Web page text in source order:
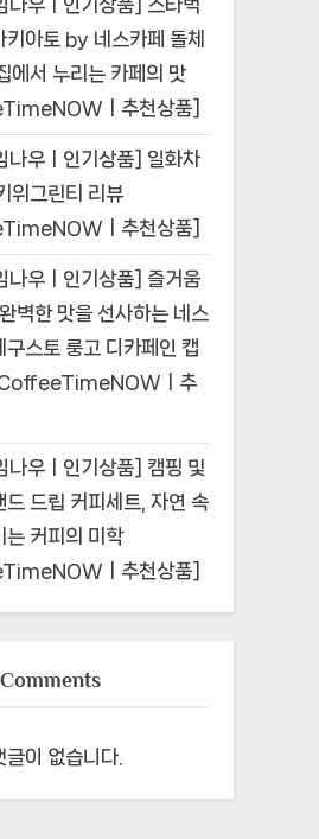
나우ㅣ인기상품] 스타벅
키아토 by 네스카페 돌체
에서 누리는 카페의 맛
ㅣ추천상품]
나우ㅣ인기상품] 일화차
위그린티 리뷰
ㅣ추천상품]
나우ㅣ인기상품] 즐거움
벽한 맛을 선사하는 네스
구스토 룽고 디카페인 캡
ㅣ추
나우ㅣ인기상품] 캠핑 및
드 드립 커피세트, 자연 속
는 커피의 미학
ㅣ추천상품]
글이 없습니다.